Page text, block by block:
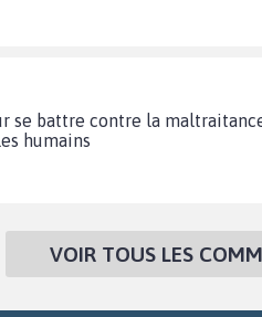
se battre contre la
humains
VOIR TOUS LES